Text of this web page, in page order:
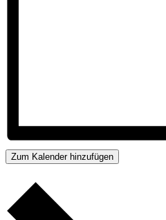
Zum Kalender hinzufügen